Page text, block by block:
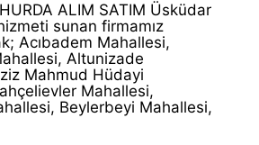
ALIM SATIM Üsküdar
sunan firmamız
Acıbadem Mahallesi,
Altunizade
Mahmud Hüdayi
Mahallesi,
Beylerbeyi Mahallesi,